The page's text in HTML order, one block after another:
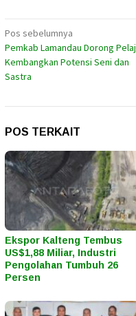
Navigasi
pos
Pos sebelumnya
Pemkab Lamandau Dorong
Kembangkan Potensi Seni dan
Sastra
POS TERKAIT
Ekspor Kalteng Tembus
US$1,88 Miliar, Industri
Pengolahan Tumbuh 26
Persen